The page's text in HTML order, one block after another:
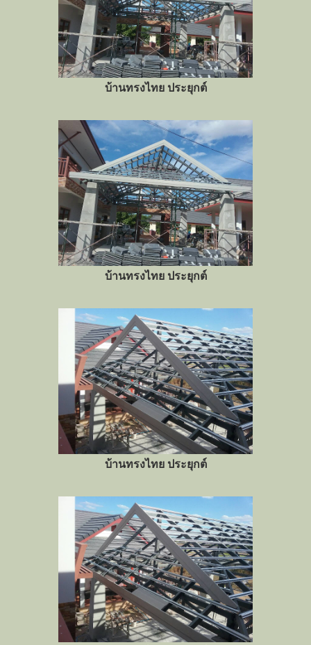
บ้านทรงไทย ประยุกต์
บ้านทรงไทย ประยุกต์
บ้านทรงไทย ประยุกต์